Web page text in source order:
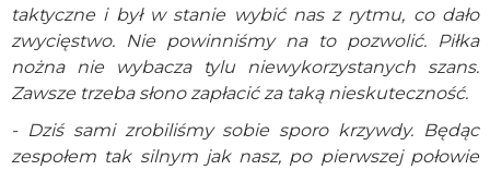
taktyczne i był w stanie wybić nas z rytmu, co dało
zwycięstwo. Nie powinniśmy na to pozwolić. Piłka
nożna nie wybacza tylu niewykorzystanych szans.
Zawsze trzeba słono zapłacić za taką nieskuteczność.
- Dziś sami zrobiliśmy sobie sporo krzywdy. Będąc
zespołem tak silnym jak nasz, po pierwszej połowie